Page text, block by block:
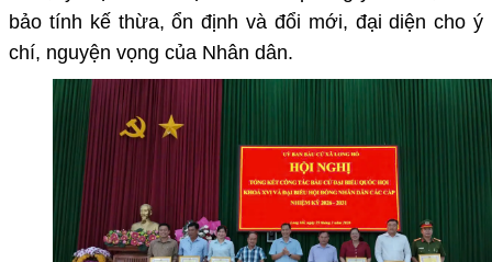
bảo tính kế thừa, ổn định và đổi mới, đại diện cho ý
chí, nguyện vọng của Nhân dân.